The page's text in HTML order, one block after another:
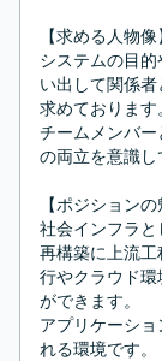
【求める人物像
システムの目
い出して関係
求めております。
チームメンバ
の両立を意識し
【ポジションの
社会インフラ
再構築に上流
行やクラウド
ができます。
アプリケーシ
れる環境です。